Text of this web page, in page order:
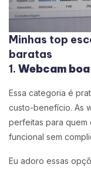
Minhas top
baratas
1. Webcam
Essa categoria é
custo-benefício. As
perfeitas para
funcional sem
Eu adoro essas